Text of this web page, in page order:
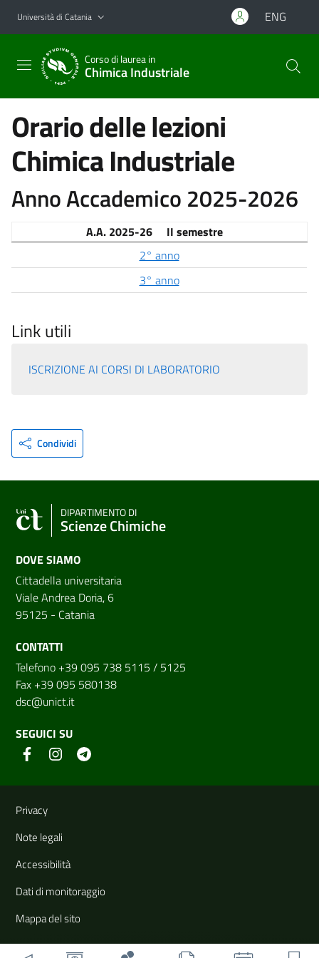
Vai al contenuto principale
Vai al menu di navigazione
Università di Catania ENG
Corso di laurea in
Chimica Industriale
Orario delle lezioni
Chimica Industriale
Anno Accademico 2025-2026
A.A. 2025-26 II semestre
2° anno
3° anno
Link utili
ISCRIZIONE AI CORSI DI LABORATORIO
Condividi
DIPARTIMENTO DI
Scienze Chimiche
DOVE SIAMO
Cittadella universitaria
Viale Andrea Doria, 6
95125 - Catania
CONTATTI
Telefono +39 095 738 5115 / 5125
Fax +39 095 580138
dsc@unict.it
SEGUICI SU
Link e informazioni utili
Privacy
Note legali
Accessibilità
Dati di monitoraggio
Mappa del sito